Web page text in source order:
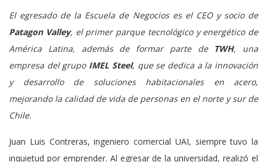
El egresado de la Escuela de Negocios es el CEO y socio de
Patagon Valley, el primer parque tecnológico y energético de
América Latina, además de formar parte de TWH, una
empresa del grupo IMEL Steel, que se dedica a la innovación
y desarrollo de soluciones habitacionales en acero,
mejorando la calidad de vida de personas en el norte y sur de
Chile.
Juan Luis Contreras, ingeniero comercial UAI, siempre tuvo la
inquietud por emprender. Al egresar de la universidad, realizó el